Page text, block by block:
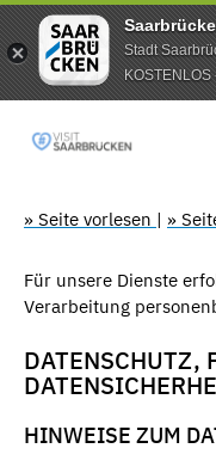
Stadt
» Seite vorlesen | »
Für unsere Dienste
Verarbeitung
DATENSCHUTZ,
HINWEISE ZUM